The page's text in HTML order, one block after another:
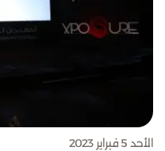
الأحد 5 فبراير 2023